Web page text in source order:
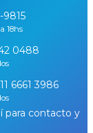
9815
18hs
0488
6661 3986
para contacto y